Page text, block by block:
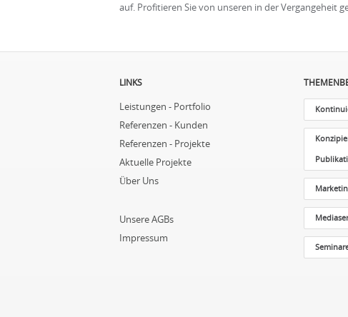
auf. Profitieren Sie von unseren in der Vergangeheit
LINKS
Leistungen - Portfolio
Referenzen - Kunden
Referenzen - Projekte
Aktuelle Projekte
Über Uns
Unsere AGBs
Impressum